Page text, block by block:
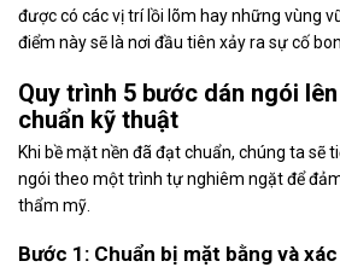
được có các vị trí lồi lõm hay những vùng
điểm này sẽ là nơi đầu tiên xảy ra sự cố
Quy trình 5 bước dán ngói
chuẩn kỹ thuật
Khi bề mặt nền đã đạt chuẩn, chúng ta sẽ
ngói theo một trình tự nghiêm ngặt để
thẩm mỹ.
Bước 1: Chuẩn bị mặt bằng và